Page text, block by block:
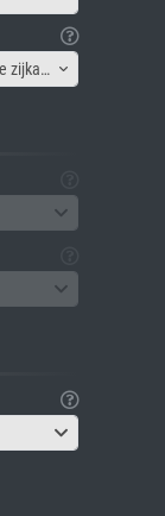
Canvas lijst - Afbeelding gespiegeld aan de zijkant